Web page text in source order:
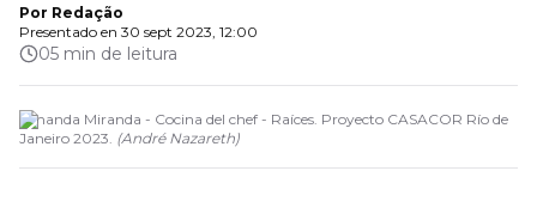
Por Redação
Presentado en 30 sept 2023, 12:00
05 min de leitura
Amanda Miranda - Cocina del chef - Raíces. Proyecto CASACOR Río de
Janeiro 2023. (André Nazareth)